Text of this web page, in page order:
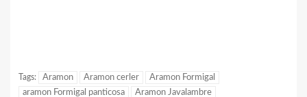
Tags: Aramon Aramon cerler
Aramon Formigal
aramon Formigal panticosa
Aramon Javalambre